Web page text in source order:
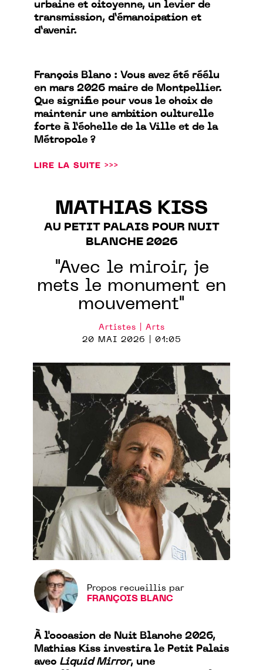
urbaine et citoyenne, un levier de
transmission, d’émancipation et
d’avenir.
François Blanc : Vous avez été réélu
en mars 2026 maire de Montpellier.
Que signifie pour vous le choix de
maintenir une ambition culturelle
forte à l’échelle de la Ville et de la
Métropole ?
LIRE LA SUITE >>>
MATHIAS KISS
AU PETIT PALAIS POUR NUIT
BLANCHE 2026
"Avec le miroir, je
mets le monument en
mouvement"
Artistes | Arts
20 MAI 2026 | 01:05
Propos recueillis par
FRANÇOIS BLANC
À l'occasion de Nuit Blanche 2026,
Mathias Kiss investira le Petit Palais
avec Liquid Mirror, une